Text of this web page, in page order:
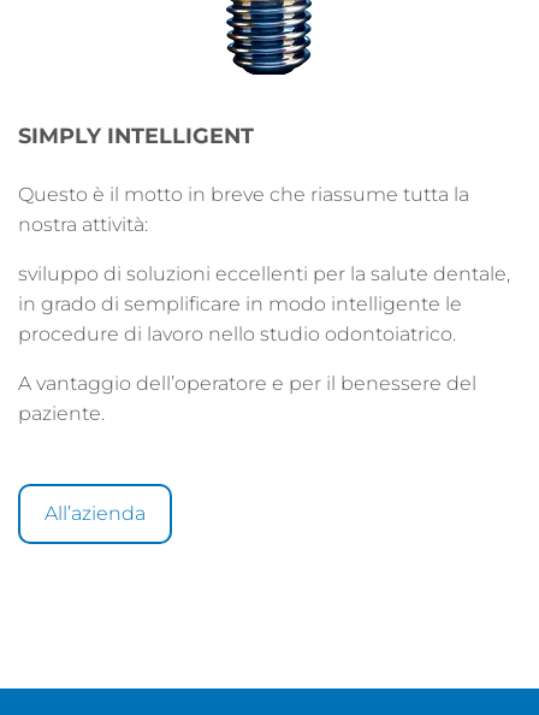
SIMPLY INTELLIGENT
Questo è il motto in breve che riassume tutta la
nostra attività:
sviluppo di soluzioni eccellenti per la salute dentale,
in grado di semplificare in modo intelligente le
procedure di lavoro nello studio odontoiatrico.
A vantaggio dell’operatore e per il benessere del
paziente.
All’azienda